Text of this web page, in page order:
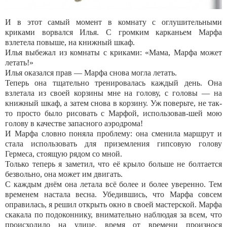
И в этот самый момент в комнату с оглушительными
криками ворвался Илья. С громким карканьем Марфа
взлетела повыше, на книжный шкаф.
Илья выбежал из комнаты с криками: «Мама, Марфа может
летать!»
Илья оказался прав — Марфа снова могла летать.
Теперь она тщательно тренировалась каждый день. Она
взлетала из своей корзины мне на голову, с головы — на
книжный шкаф, а затем снова в корзину. Уж поверьте, не так-
то просто было рисовать с Марфой, использовав-шей мою
голову в качестве запасного аэродрома!
И Марфа словно поняла проблему: она сменила маршрут и
стала использовать для приземления гипсовую голову
Гермеса, стоящую рядом со мной.
Только теперь я заметил, что её крыло больше не болтается
безвольно, она может им двигать.
С каждым днём она летала всё более и более уверенно. Тем
временем настала весна. Убедившись, что Марфа совсем
оправилась, я решил открыть окно в своей мастерской. Марфа
скакала по подоконнику, внимательно наблюдая за всем, что
происходило на улице, время от времени произнося